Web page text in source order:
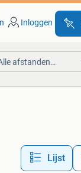
Inloggen
afstanden…
Lijst